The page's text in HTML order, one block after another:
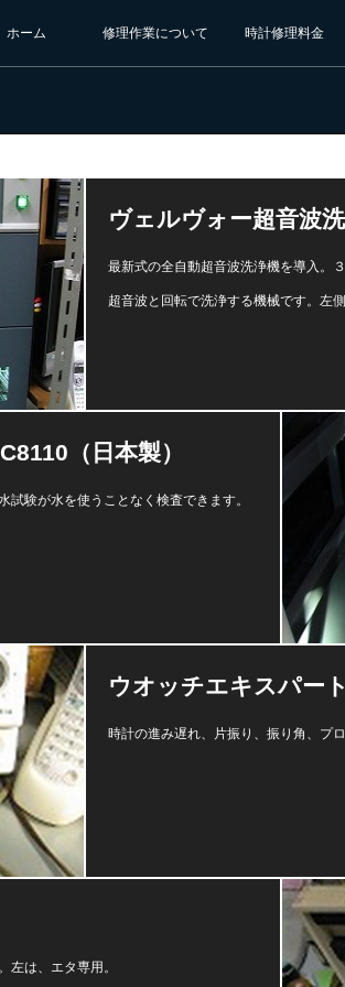
ホーム 修理作業について 時計修理料金
ヴェルヴォー超音波
最新式の全自動超音波洗浄機を導入。
超音波と回転で洗浄する機械です。左
（日本製）
験が水を使うことなく検査できます。
ウオッチエキスパー
時計の進み遅れ、片振り、振り角、プ
左は、エタ専用。